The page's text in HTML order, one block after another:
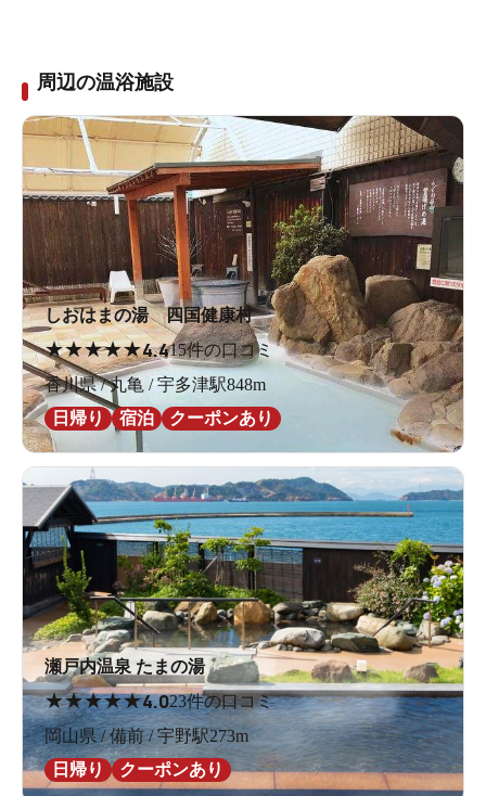
周辺の温浴施設
しおはまの湯 四国健康村
★★★★★4.415件の口コミ
香川県 / 丸亀 / 宇多津駅848m
日帰り
宿泊 クーポンあり
瀬戸内温泉 たまの湯
★★★★★4.023件の口コミ
岡山県 / 備前 / 宇野駅273m
日帰り
クーポンあり